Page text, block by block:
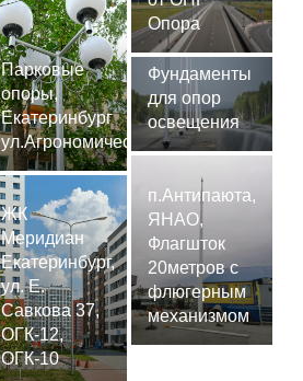
Парковые
опоры,
Екатеринбург
ул.Агрономическая
ЖК
Меридиан
Екатеринбург,
ул. Е.
Савкова 37,
ОГК-12,
ОГК-10
Сваи
СМ-7,75м,
Опора
Фундаменты
для опор
освещения
п.Антипаюта,
ЯНАО,
Флагшток
20метров с
флюгерным
механизмом